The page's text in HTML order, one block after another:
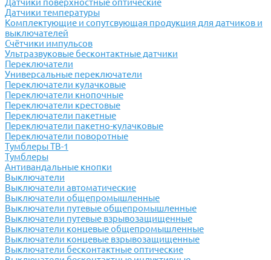
Датчики поверхностные оптические
Датчики температуры
Комплектующие и сопутсвующая продукция для датчиков и
выключателей
Счётчики импульсов
Ультразвуковые бесконтактные датчики
Переключатели
Универсальные переключатели
Переключатели кулачковые
Переключатели кнопочные
Переключатели крестовые
Переключатели пакетные
Переключатели пакетно-кулачковые
Переключатели поворотные
Тумблеры ТВ-1
Тумблеры
Антивандальные кнопки
Выключатели
Выключатели автоматические
Выключатели общепромышленные
Выключатели путевые общепромышленные
Выключатели путевые взрывозащищенные
Выключатели концевые общепромышленные
Выключатели концевые взрывозащищенные
Выключатели бесконтактные оптические